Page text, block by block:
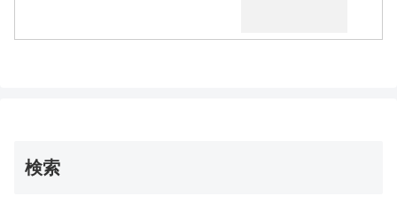
検索